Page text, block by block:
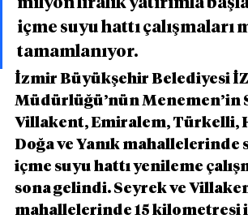
içme suyu hattı çalışmaları
tamamlanıyor.
İzmir Büyükşehir Belediyesi
Müdürlüğü’nün Menemen’in
Villakent, Emiralem, Türkelli,
Doğa ve Yanık
içme suyu hattı yenileme
sona gelindi. Seyrek ve
mahallelerinde 15 kilometresi